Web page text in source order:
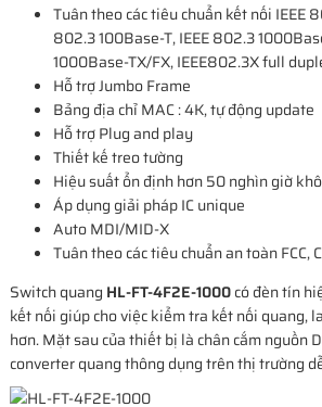
Tuân theo các tiêu chuẩn kết nối IEEE
802.3 100Base-T, IEEE 802.3
1000Base-TX/FX, IEEE802.3X full
Hỗ trợ Jumbo Frame
Bảng địa chỉ MAC : 4K, tự động update
Hỗ trợ Plug and play
Thiết kế treo tường
Hiệu suất ổn định hơn 50 nghìn giờ
Áp dụng giải pháp IC unique
Auto MDI/MID-X
Tuân theo các tiêu chuẩn an toàn FCC,
Switch quang HL-FT-4F2E-1000có đèn tín
kết nối giúp cho việc kiểm tra kết nối quang,
hơn. Mặt sau của thiết bị là chân cắm nguồn
converter quang thông dụng trên thị trường